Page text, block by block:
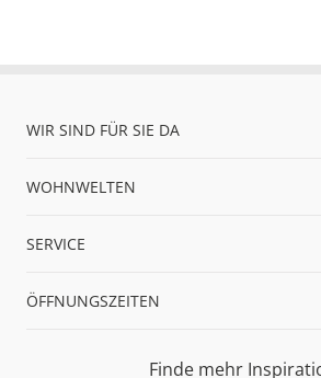
WIR SIND FÜR SIE DA
WOHNWELTEN
SERVICE
ÖFFNUNGSZEITEN
Finde mehr